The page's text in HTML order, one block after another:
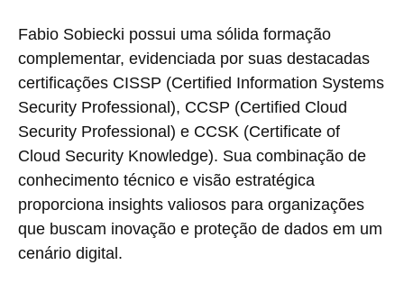
Fabio Sobiecki possui uma sólida formação
complementar, evidenciada por suas destacadas
certificações CISSP (Certified Information Systems
Security Professional), CCSP (Certified Cloud
Security Professional) e CCSK (Certificate of
Cloud Security Knowledge). Sua combinação de
conhecimento técnico e visão estratégica
proporciona insights valiosos para organizações
que buscam inovação e proteção de dados em um
cenário digital.